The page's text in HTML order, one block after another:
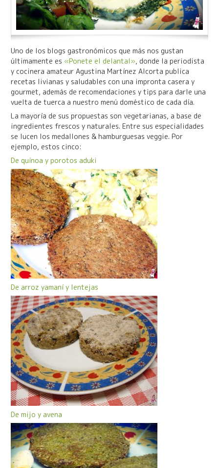
Uno de los blogs gastronómicos que más nos gustan
últimamente es «Ponete el delantal», donde la periodista
y cocinera amateur Agustina Martínez Alcorta publica
recetas livianas y saludables con una impronta casera y
gourmet, además de recomendaciones y tips para darle una
vuelta de tuerca a nuestro menú doméstico de cada día.
La mayoría de sus propuestas son vegetarianas, a base de
ingredientes frescos y naturales. Entre sus especialidades
se lucen los medallones & hamburguesas veggie. Por
ejemplo, estos cinco:
De quínoa y porotos aduki
De arroz yamaní y lentejas
De mijo y avena